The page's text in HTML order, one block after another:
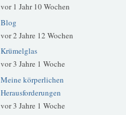
vor 1 Jahr 10 Wochen
Blog
vor 2 Jahre 12 Wochen
Krümelglas
vor 3 Jahre 1 Woche
Meine körperlichen
Herausforderungen
vor 3 Jahre 1 Woche